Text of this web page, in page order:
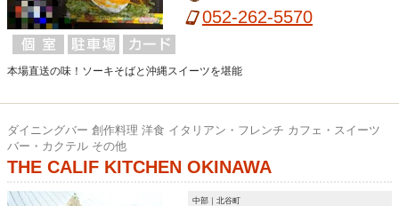
052-262-5570
本場直送の味！ソーキそばと沖縄スイーツを堪能
ダイニングバー 創作料理 洋食 イタリアン・フレンチ カフェ・スイーツ
バー・カクテル その他
THE CALIF KITCHEN OKINAWA
中部｜北谷町